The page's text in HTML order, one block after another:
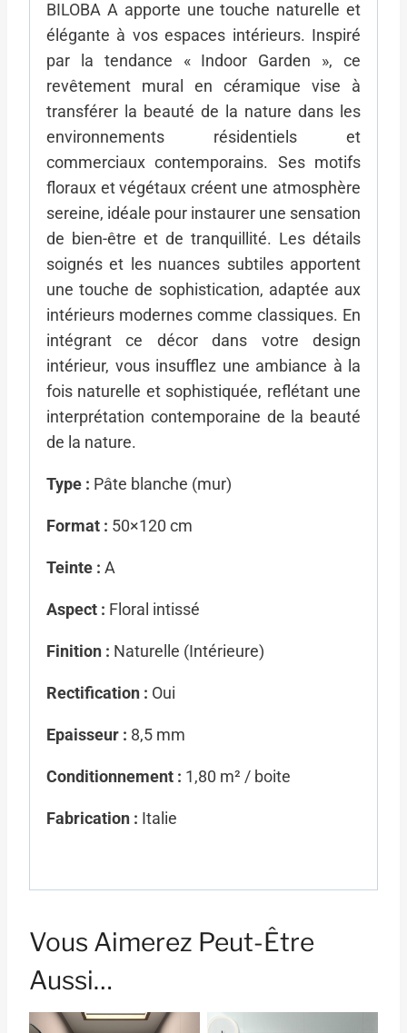
BILOBA A apporte une touche naturelle et
élégante à vos espaces intérieurs. Inspiré
par la tendance « Indoor Garden », ce
revêtement mural en céramique vise à
transférer la beauté de la nature dans les
environnements résidentiels et
commerciaux contemporains. Ses motifs
floraux et végétaux créent une atmosphère
sereine, idéale pour instaurer une sensation
de bien-être et de tranquillité. Les détails
soignés et les nuances subtiles apportent
une touche de sophistication, adaptée aux
intérieurs modernes comme classiques. En
intégrant ce décor dans votre design
intérieur, vous insufflez une ambiance à la
fois naturelle et sophistiquée, reflétant une
interprétation contemporaine de la beauté
de la nature.
Type : Pâte blanche (mur)
Format : 50×120 cm
Teinte : A
Aspect : Floral intissé
Finition : Naturelle (Intérieure)
Rectification : Oui
Epaisseur : 8,5 mm
Conditionnement : 1,80 m² / boite
Fabrication : Italie
Vous Aimerez Peut-Être
Aussi…